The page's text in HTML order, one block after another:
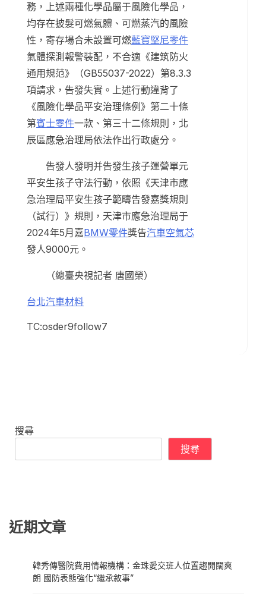
務，上述兩種化學品屬于風險化學品，
均存在披髮可燃氣體、可燃蒸汽的風險
性，寄存場合未設置可燃藍寶堅尼零件
氣體探測報警裝配，不合適《建筑防火
通用規范》（GB55037-2022）第8.3.3
項請求，告發失實。上述行動違背了
《風險化學品平安治理條例》第二十條
第賓士零件一款、第三十二條規則，北
辰區應急治理局依法作出行政處分。
告發人發明并告發生孩子運營單元
平安生孩子守法行動，依照《天津市應
急治理局平安生孩子範疇告發嘉獎規則
（試行）》規則，天津市應急治理局于
2024年5月嘉BMW零件獎告汽車空氣芯
發人9000元。
（總臺央視記者 唐國榮）
台北汽車材料
TC:osder9follow7
搜尋
搜尋
近期文章
韓秀傳醫院費用情報機構：金珠愛交班人位置趨開闊爽
朗 國防表態強化“繼承敘事”